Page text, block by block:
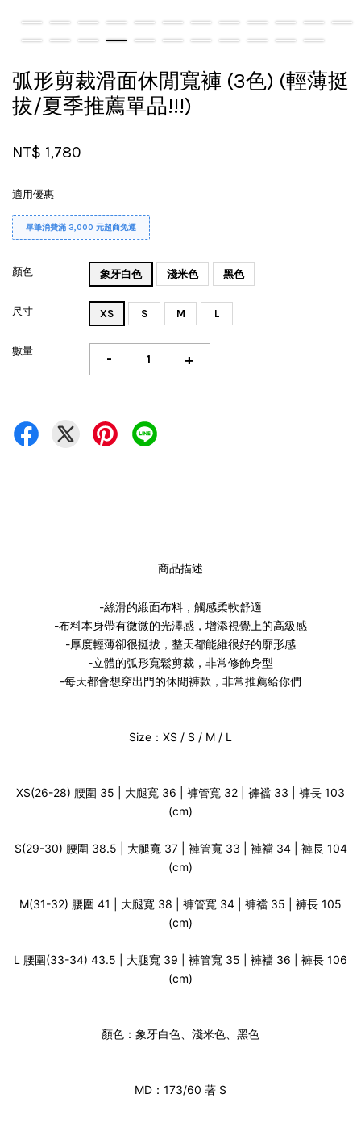
弧形剪裁滑面休閒寬褲 (3色) (輕薄挺
拔/夏季推薦單品!!!)
NT$ 1,780
適用優惠
單筆消費滿 3,000 元超商免運
顏色 象牙白色 淺米色 黑色
尺寸 XS S M L
數量 - +
商品描述
-絲滑的緞面布料，觸感柔軟舒適
-布料本身帶有微微的光澤感，增添視覺上的高級感
-厚度輕薄卻很挺拔，整天都能維很好的廓形感
-立體的弧形寬鬆剪裁，非常修飾身型
-每天都會想穿出門的休閒褲款，非常推薦給你們
Size：XS / S / M / L
XS(26-28) 腰圍 35 | 大腿寬 36 | 褲管寬 32 | 褲襠 33 | 褲長 103
(cm)
S(29-30) 腰圍 38.5 | 大腿寬 37 | 褲管寬 33 | 褲襠 34 | 褲長 104
(cm)
M(31-32) 腰圍 41 | 大腿寬 38 | 褲管寬 34 | 褲襠 35 | 褲長 105
(cm)
L 腰圍(33-34) 43.5 | 大腿寬 39 | 褲管寬 35 | 褲襠 36 | 褲長 106
(cm)
顏色：象牙白色、淺米色、黑色
MD：173/60 著 S